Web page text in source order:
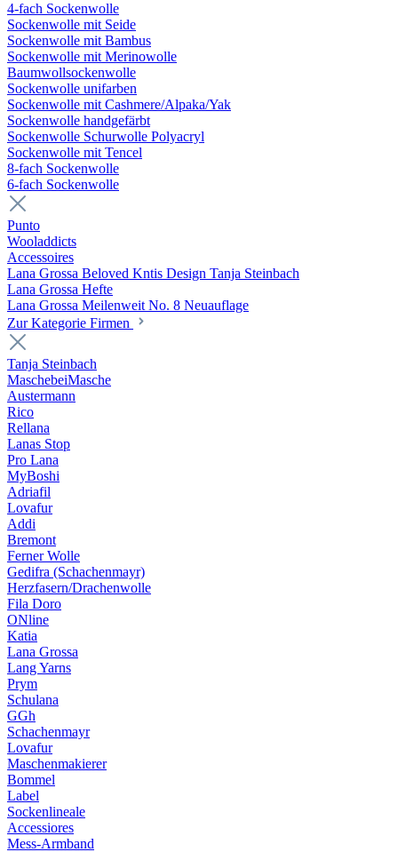
4-fach Sockenwolle
Sockenwolle mit Seide
Sockenwolle mit Bambus
Sockenwolle mit Merinowolle
Baumwollsockenwolle
Sockenwolle unifarben
Sockenwolle mit Cashmere/Alpaka/Yak
Sockenwolle handgefärbt
Sockenwolle Schurwolle Polyacryl
Sockenwolle mit Tencel
8-fach Sockenwolle
6-fach Sockenwolle
Punto
Wooladdicts
Accessoires
Lana Grossa Beloved Kntis Design Tanja Steinbach
Lana Grossa Hefte
Lana Grossa Meilenweit No. 8 Neuauflage
Zur Kategorie Firmen
Tanja Steinbach
MaschebeiMasche
Austermann
Rico
Rellana
Lanas Stop
Pro Lana
MyBoshi
Adriafil
Lovafur
Addi
Bremont
Ferner Wolle
Gedifra (Schachenmayr)
Herzfasern/Drachenwolle
Fila Doro
ONline
Katia
Lana Grossa
Lang Yarns
Prym
Schulana
GGh
Schachenmayr
Lovafur
Maschenmakierer
Bommel
Label
Sockenlineale
Accessiores
Mess-Armband